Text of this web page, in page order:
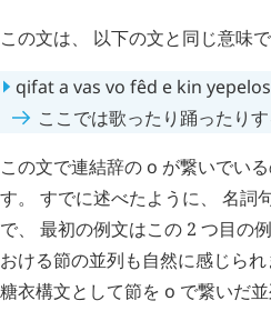
この文は、 以下の文と同じ意味で
qifata vas vo fêd e kin yepelos
ここでは歌ったり踊ったりす
この文で連結辞の o が繋いでい
す。 すでに述べたように、 名詞
で、 最初の例文はこの 2 つ目の
おける節の並列も自然に感じら
糖衣構文として節を o で繋いだ